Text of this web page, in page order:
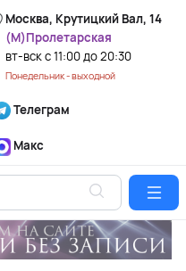
Москва, Крутицкий Вал, 14
(М)Пролетарская
вт-вск с 11:00 до 20:30
Понедельник - выходной
Телеграм
Макс